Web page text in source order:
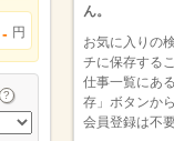
- 円
ん。
お気に入りの
チに保存する
仕事一覧にあ
存」ボタンか
会員登録は不要